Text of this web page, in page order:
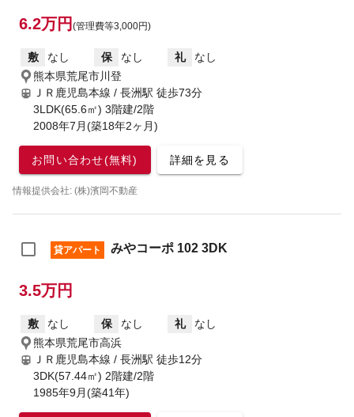
6.2万円 (管理費等3,000円)
敷 なし 保 なし 礼
なし
熊本県荒尾市川登
ＪＲ鹿児島本線 / 長洲駅 徒歩73分
3LDK(65.6㎡) 3階建/2階
2008年7月(築18年2ヶ月)
お問い合わせ(無料) 詳細を見る
情報提供会社: (株)濱岡不動産
貸アパート みやコーポ 102 3DK
3.5万円
敷 なし 保 なし 礼
なし
熊本県荒尾市高浜
ＪＲ鹿児島本線 / 長洲駅 徒歩12分
3DK(57.44㎡) 2階建/2階
1985年9月(築41年)